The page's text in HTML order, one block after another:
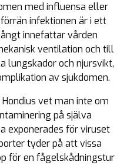
med influensa eller
infektionen är i ett
innefattar vården
ventilation och till
lungskador och njursvikt,
av sjukdomen.
vet man inte om
på själva
exponerades för viruset
tyder på att vissa
för en fågelskådningstur